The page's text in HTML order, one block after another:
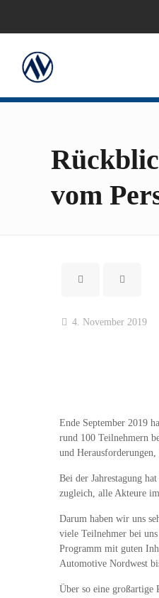
vom
4. November 2019
Ende September 2019
rund 100 Teilnehmern
und
Bei der Jahrestagung
zugleich, alle Akteure
Darum haben wir uns
viele Teilnehmer bei
Programm mit guten
Automotive Nordwest
Über so eine großartige